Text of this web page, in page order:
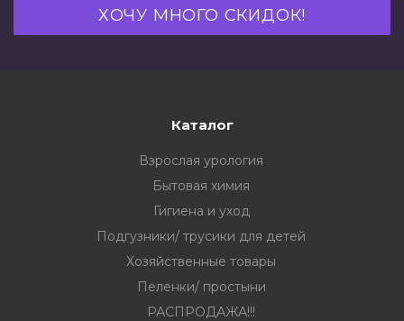
Каталог
Взрослая урология
Бытовая химия
Гигиена и уход
Подгузники/ трусики для детей
Хозяйственные товары
Пеленки/ простыни
РАСПРОДАЖА!!!